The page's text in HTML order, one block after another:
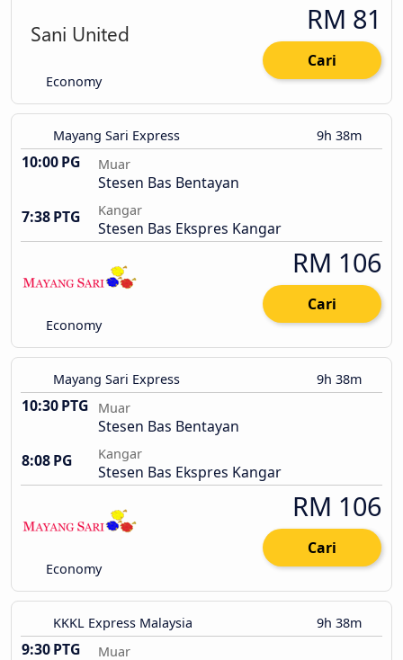
Economy
RM 81
Cari
Mayang Sari Express 9h 38m
10:00 PG Muar
Stesen Bas Bentayan
7:38 PTG
Kangar
Stesen Bas Ekspres Kangar
Economy
RM 106
Cari
Mayang Sari Express 9h 38m
10:30 PTG Muar
Stesen Bas Bentayan
8:08 PG
Kangar
Stesen Bas Ekspres Kangar
Economy
RM 106
Cari
KKKL Express Malaysia 9h 38m
9:30 PTG Muar